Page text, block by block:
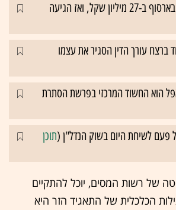
המיליארדר מכר וילה בארסוף ב-27 מיליון שקל, ואז הגיעה
ברצח עורך הדין הסגיר את עצמו
הוא החשוד המרכזי בפרשת הסתרת
פעם לשיחת היום בשוק הנדל"ן (תוכן
של רשות המסים, יוכל להתקיים
הכלכלית של התאגיד הזר היא